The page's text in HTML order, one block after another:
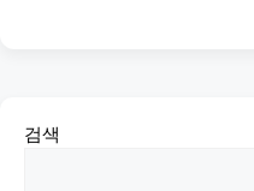
검색